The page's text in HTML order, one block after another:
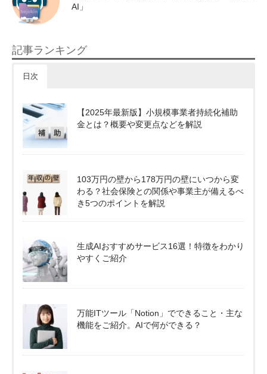
AI」
記事ランキング
日次
【2025年最新版】小規模事業者持続化補助
金とは？概要や変更点などを解説
103万円の壁から178万円の壁にいつから変
わる？社会保険との関係や事業主が備えるべ
き5つのポイントを解説
生成AIおすすめサービス16選！特徴をわかり
やすくご紹介
万能ITツール「Notion」でできること・主な
機能をご紹介。AIで何ができる？